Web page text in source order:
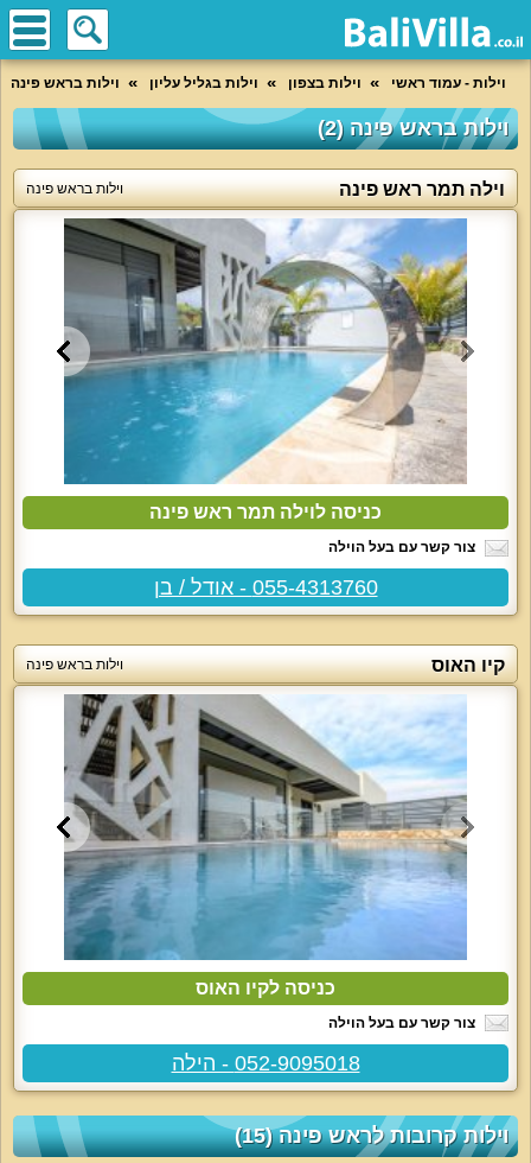
וילות - עמוד ראשי וילות בצפון וילות בגליל עליון וילות בראש פינה
וילות בראש פינה (2)
וילה תמר ראש פינה וילות בראש פינה
כניסה לוילה תמר ראש פינה
צור קשר עם בעל הוילה
055-4313760 - אודל / בן
קיו האוס וילות בראש פינה
כניסה לקיו האוס
צור קשר עם בעל הוילה
052-9095018 - הילה
וילות קרובות לראש פינה (15)